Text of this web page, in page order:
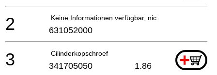
Keine Informationen verfügbar, nicht bestellbar
2 631052000
Cilinderkopschroef +
3 341705050 1.86